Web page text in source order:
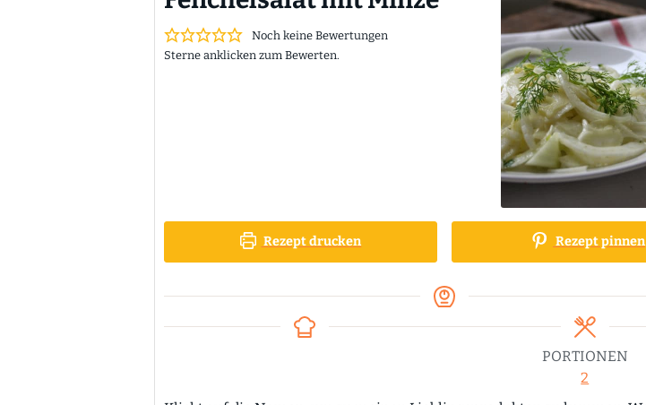
Noch keine Bewertungen
Sterne anklicken zum Bewerten.
Rezept drucken Rezept pinnen
PORTIONEN
2